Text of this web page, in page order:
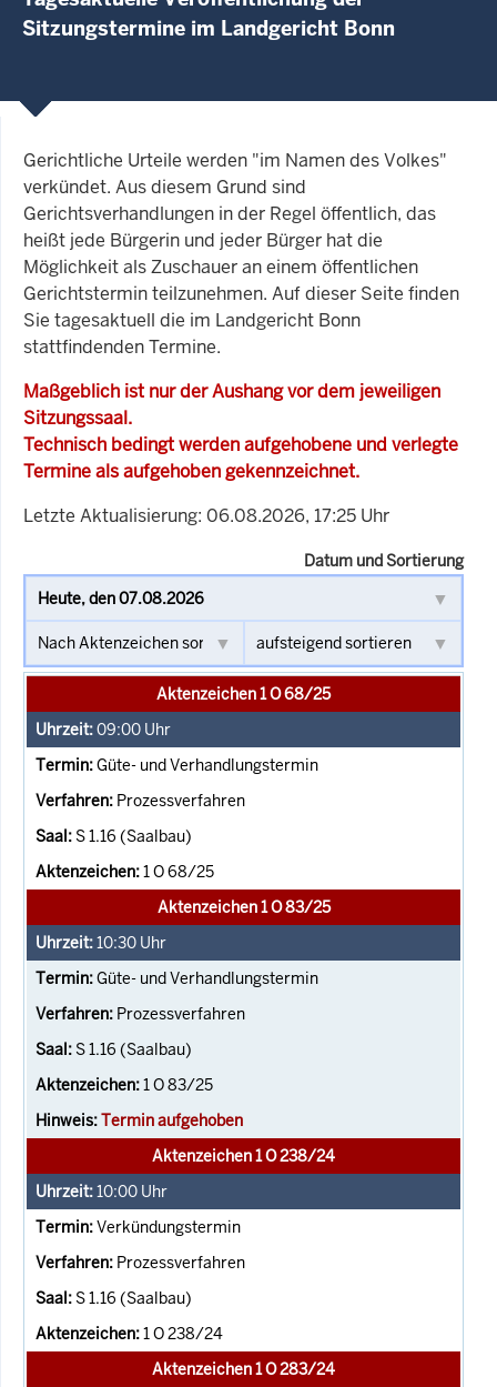
Sitzungstermine im Landgericht Bonn
Gerichtliche Urteile werden "im Namen des Volkes"
verkündet. Aus diesem Grund sind
Gerichtsverhandlungen in der Regel öffentlich, das
heißt jede Bürgerin und jeder Bürger hat die
Möglichkeit als Zuschauer an einem öffentlichen
Gerichtstermin teilzunehmen. Auf dieser Seite finden
Sie tagesaktuell die im Landgericht Bonn
stattfindenden Termine.
Maßgeblich ist nur der Aushang vor dem jeweiligen
Sitzungssaal.
Technisch bedingt werden aufgehobene und verlegte
Termine als aufgehoben gekennzeichnet.
Letzte Aktualisierung: 06.08.2026, 17:25 Uhr
Datum und Sortierung
Aktenzeichen 1 O 68/25
09:00 Uhr
Güte- und Verhandlungstermin
Prozessverfahren
S 1.16 (Saalbau)
1 O 68/25
Aktenzeichen 1 O 83/25
10:30 Uhr
Güte- und Verhandlungstermin
Prozessverfahren
S 1.16 (Saalbau)
1 O 83/25
Termin aufgehoben
Aktenzeichen 1 O 238/24
10:00 Uhr
Verkündungstermin
Prozessverfahren
S 1.16 (Saalbau)
1 O 238/24
Aktenzeichen 1 O 283/24